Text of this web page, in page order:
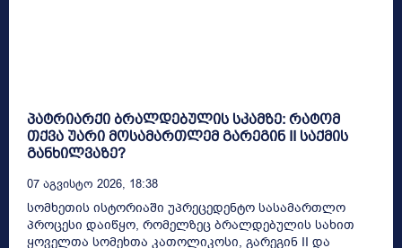
პატრიარქი ბრალდებულის სკამზე: რატომ
თქვა უარი მოსამართლემ გარეგინ II საქმის
განხილვაზე?
07 Აგვისტო 2026, 18:38
სომხეთის ისტორიაში უპრეცედენტო სასამართლო
პროცესი დაიწყო, რომელზეც ბრალდებულის სახით
ყოველთა სომეხთა კათოლიკოსი, გარეგინ II და